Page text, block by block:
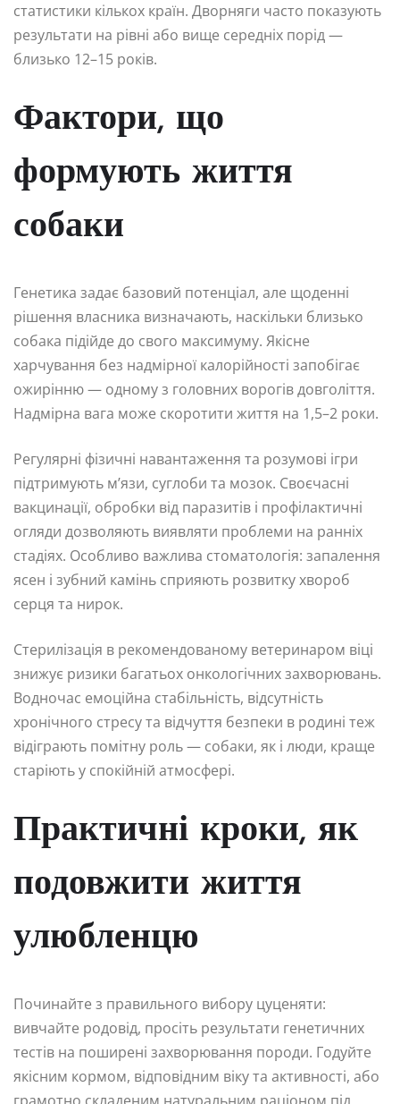
статистики кількох країн. Дворняги часто показують
результати на рівні або вище середніх порід —
близько 12–15 років.
Фактори, що
формують життя
собаки
Генетика задає базовий потенціал, але щоденні
рішення власника визначають, наскільки близько
собака підійде до свого максимуму. Якісне
харчування без надмірної калорійності запобігає
ожирінню — одному з головних ворогів довголіття.
Надмірна вага може скоротити життя на 1,5–2 роки.
Регулярні фізичні навантаження та розумові ігри
підтримують м’язи, суглоби та мозок. Своєчасні
вакцинації, обробки від паразитів і профілактичні
огляди дозволяють виявляти проблеми на ранніх
стадіях. Особливо важлива стоматологія: запалення
ясен і зубний камінь сприяють розвитку хвороб
серця та нирок.
Стерилізація в рекомендованому ветеринаром віці
знижує ризики багатьох онкологічних захворювань.
Водночас емоційна стабільність, відсутність
хронічного стресу та відчуття безпеки в родині теж
відіграють помітну роль — собаки, як і люди, краще
старіють у спокійній атмосфері.
Практичні кроки, як
подовжити життя
улюбленцю
Починайте з правильного вибору цуценяти:
вивчайте родовід, просіть результати генетичних
тестів на поширені захворювання породи. Годуйте
якісним кормом, відповідним віку та активності, або